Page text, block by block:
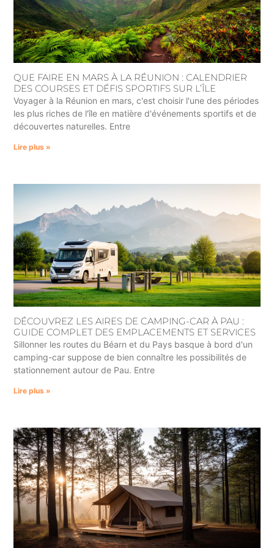
QUE FAIRE EN MARS À LA RÉUNION : CALENDRIER
DES COURSES ET DÉFIS SPORTIFS SUR L’ÎLE
Voyager à la Réunion en mars, c'est choisir l'une des périodes
les plus riches de l'île en matière d'événements sportifs et de
découvertes naturelles. Entre
Lire plus »
DÉCOUVREZ LES AIRES DE CAMPING-CAR À PAU :
GUIDE COMPLET DES EMPLACEMENTS ET SERVICES
Sillonner les routes du Béarn et du Pays basque à bord d'un
camping-car suppose de bien connaître les possibilités de
stationnement autour de Pau. Entre
Lire plus »